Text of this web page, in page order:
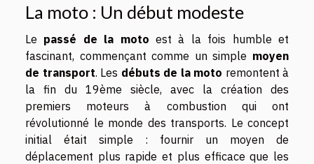
La moto : Un début modeste
Le passé de la moto est à la fois humble et
fascinant, commençant comme un simple moyen
de transport. Les débuts de la moto remontent à
la fin du 19ème siècle, avec la création des
premiers moteurs à combustion qui ont
révolutionné le monde des transports. Le concept
initial était simple : fournir un moyen de
déplacement plus rapide et plus efficace que les